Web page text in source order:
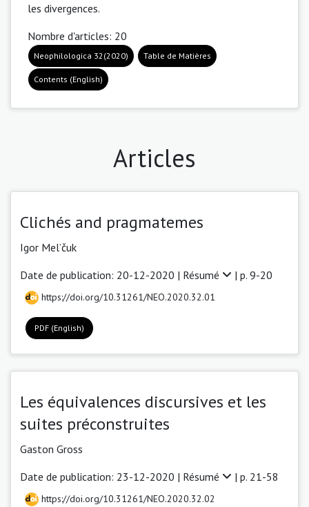
les divergences.
Nombre d'articles: 20
Neophilologica 32(2020) Table de Matières
Contents (English)
Articles
Clichés and pragmatemes
Igor Mel’čuk
Date de publication: 20-12-2020 | Résumé | p. 9-20
https://doi.org/10.31261/NEO.2020.32.01
PDF (English)
Les équivalences discursives et les
suites préconstruites
Gaston Gross
Date de publication: 23-12-2020 | Résumé | p. 21-58
https://doi.org/10.31261/NEO.2020.32.02